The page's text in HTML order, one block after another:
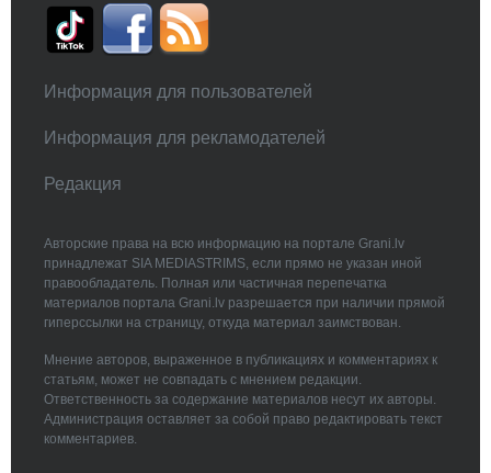
Информация для пользователей
Информация для рекламодателей
Редакция
Авторские права на всю информацию на портале Grani.lv
принадлежат SIA MEDIASTRIMS, если прямо не указан иной
правообладатель. Полная или частичная перепечатка
материалов портала Grani.lv разрешается при наличии прямой
гиперссылки на страницу, откуда материал заимствован.
Мнение авторов, выраженное в публикациях и комментариях к
статьям, может не совпадать с мнением редакции.
Ответственность за содержание материалов несут их авторы.
Администрация оставляет за собой право редактировать текст
комментариев.